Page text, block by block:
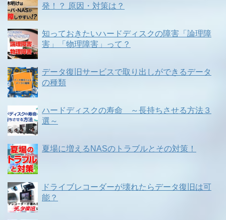
発！？ 原因・対策は？
知っておきたいハードディスクの障害「論理障
害」「物理障害」って？
データ復旧サービスで取り出しができるデータ
の種類
ハードディスクの寿命 ～長持ちさせる方法３
選～
夏場に増えるNASのトラブルとその対策！
ドライブレコーダーが壊れたらデータ復旧は可
能？